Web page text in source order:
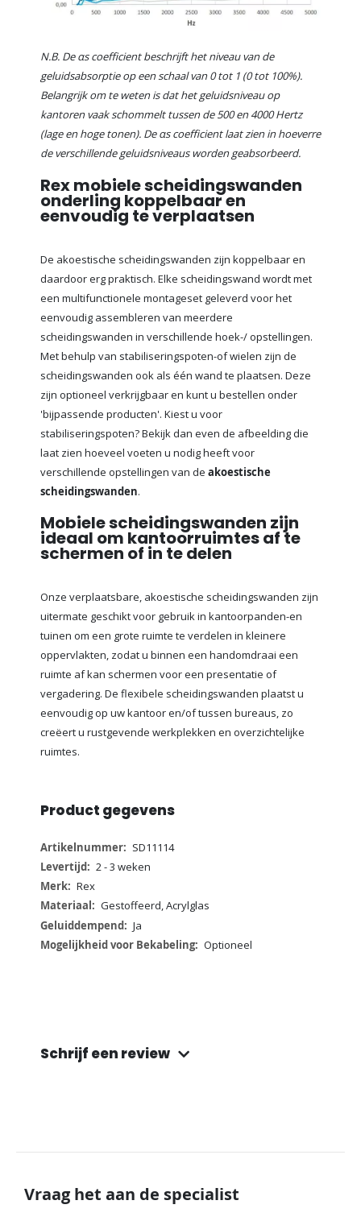
N.B. De αs coefficient beschrijft het niveau van de
geluidsabsorptie op een schaal van 0 tot 1 (0 tot 100%).
Belangrijk om te weten is dat het geluidsniveau op
kantoren vaak schommelt tussen de 500 en 4000 Hertz
(lage en hoge tonen). De αs coefficient laat zien in hoeverre
de verschillende geluidsniveaus worden geabsorbeerd.
Rex mobiele scheidingswanden
onderling koppelbaar en
eenvoudig te verplaatsen
De akoestische scheidingswanden zijn koppelbaar en
daardoor erg praktisch. Elke scheidingswand wordt met
een multifunctionele montageset geleverd voor het
eenvoudig assembleren van meerdere
scheidingswanden in verschillende hoek-/ opstellingen.
Met behulp van stabiliseringspoten-of wielen zijn de
scheidingswanden ook als één wand te plaatsen. Deze
zijn optioneel verkrijgbaar en kunt u bestellen onder
'bijpassende producten'. Kiest u voor
stabiliseringspoten? Bekijk dan even de afbeelding die
laat zien hoeveel voeten u nodig heeft voor
verschillende opstellingen van de akoestische
scheidingswanden.
Mobiele scheidingswanden zijn
ideaal om kantoorruimtes af te
schermen of in te delen
Onze verplaatsbare, akoestische scheidingswanden zijn
uitermate geschikt voor gebruik in kantoorpanden-en
tuinen om een grote ruimte te verdelen in kleinere
oppervlakten, zodat u binnen een handomdraai een
ruimte af kan schermen voor een presentatie of
vergadering. De flexibele scheidingswanden plaatst u
eenvoudig op uw kantoor en/of tussen bureaus, zo
creëert u rustgevende werkplekken en overzichtelijke
ruimtes.
Product gegevens
Meer
informatie
SD11114
2 - 3 weken
Rex
Gestoffeerd, Acrylglas
Ja
Optioneel
Schrijf een review
Vraag het aan de specialist